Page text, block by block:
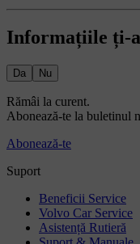
Informațiile ți-
Da Nu